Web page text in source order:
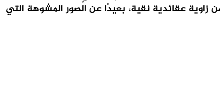
زاوية عقائدية نقية، بعيدًا عن الصور المشوهة التي